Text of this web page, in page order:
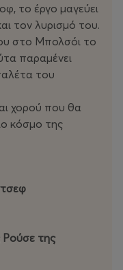
το έργο μαγεύει
τον λυρισμό του.
στο Μπολσόι το
παραμένει
του
χορού που θα
κόσμο της
της